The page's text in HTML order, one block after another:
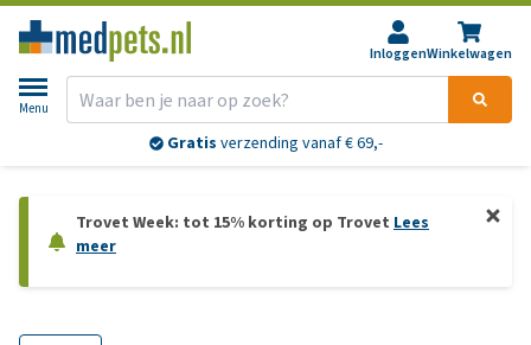
InloggenWinkelwagen
Menu
Gratis verzending vanaf € 69,-
Trovet Week: tot 15% korting op Trovet Lees
meer